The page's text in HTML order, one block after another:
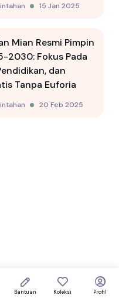
15 Jan 2025
Mian Resmi Pimpin
2030: Fokus Pada
dan
Tanpa Euforia
20 Feb 2025
Bantuan Koleksi Profil